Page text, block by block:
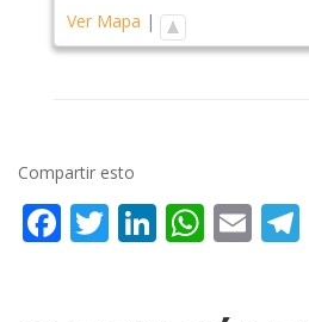
Ver Mapa |
Compartir esto
Facebook
Twitter
LinkedIn